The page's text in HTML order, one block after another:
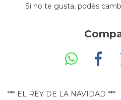
Si no te gusta, podés
*** EL REY DE LA NAVIDAD ***